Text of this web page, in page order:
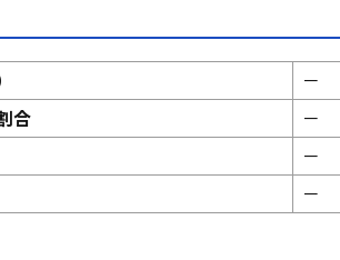
－
合
－
－
－